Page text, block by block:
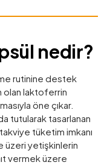
nedir?
rutinine destek
olan laktoferrin
öne çıkar.
tutularak tasarlanan
tüketim imkanı
üzeri yetişkinlerin
vermek üzere